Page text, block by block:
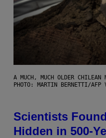
A MUCH, MUCH OLDER CHILEAN
PHOTO: MARTIN BERNETTI/AFP
Scientists
Hidden in 500-